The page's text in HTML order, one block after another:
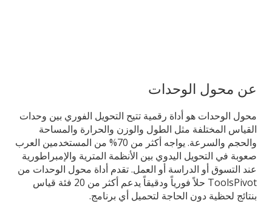
عن محول الوحدات
محول الوحدات هو أداة رقمية تتيح التحويل الفوري بين وحدات
القياس المختلفة مثل الطول والوزن والحرارة والمساحة
والحجم والسرعة. يواجه أكثر من 70% من المستخدمين العرب
صعوبة في التحويل اليدوي بين الأنظمة المترية والإمبراطورية
عند التسوق أو الدراسة أو العمل. تقدم أداة محول الوحدات من
ToolsPivot حلاً فورياً ودقيقاً يدعم أكثر من 20 فئة قياس
بنتائج لحظية دون الحاجة لتحميل أي برنامج.